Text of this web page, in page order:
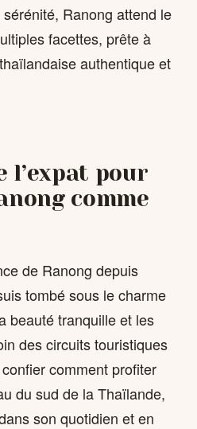
Ranong attend le
facettes, prête à
authentique et
l’expat pour
comme
de Ranong depuis
tombé sous le charme
beauté tranquille et les
des circuits touristiques
comment profiter
du sud de la Thaïlande,
son quotidien et en